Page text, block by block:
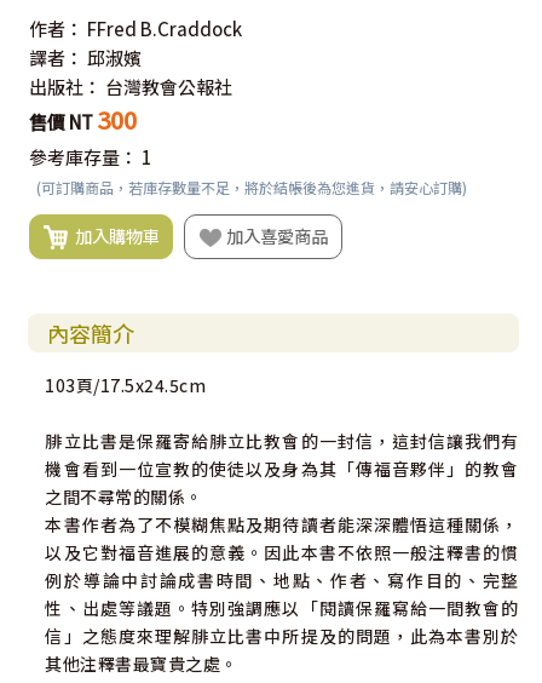
作者： FFred B.Craddock
譯者： 邱淑嬪
出版社： 台灣教會公報社
售價 NT 300
參考庫存量： 1
(可訂購商品，若庫存數量不足，將於結帳後為您進貨，請安心訂購)
加入購物車 加入喜愛商品
內容簡介
103頁/17.5x24.5cm
腓立比書是保羅寄給腓立比教會的一封信，這封信讓我們有
機會看到一位宣教的使徒以及身為其「傳福音夥伴」的教會
之間不尋常的關係。
本書作者為了不模糊焦點及期待讀者能深深體悟這種關係，
以及它對福音進展的意義。因此本書不依照一般注釋書的慣
例於導論中討論成書時間、地點、作者、寫作目的、完整
性、出處等議題。特別強調應以「閱讀保羅寫給一間教會的
信」之態度來理解腓立比書中所提及的問題，此為本書別於
其他注釋書最寶貴之處。